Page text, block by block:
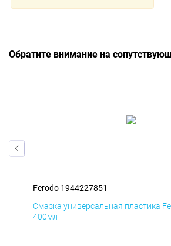
Обратите внимание на
Ferodo 1944227851
Смазка универсальная пластика
400мл